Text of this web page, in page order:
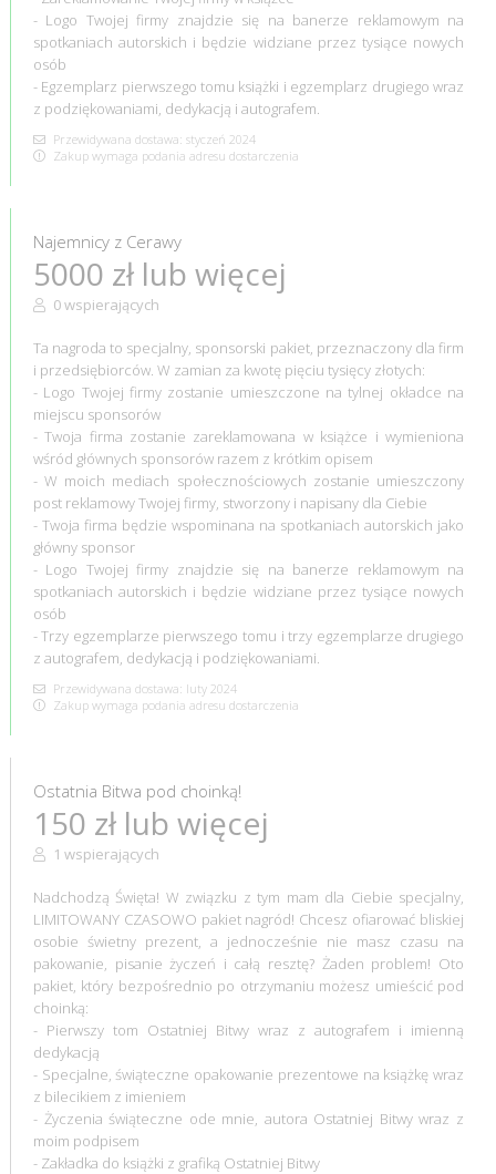
- Logo Twojej firmy znajdzie się na banerze reklamowym na
spotkaniach autorskich i będzie widziane przez tysiące nowych
osób
- Egzemplarz pierwszego tomu książki i egzemplarz drugiego wraz
z podziękowaniami, dedykacją i autografem.
Przewidywana dostawa: styczeń 2024
Zakup wymaga podania adresu dostarczenia
Najemnicy z Cerawy
5000 zł lub więcej
0 wspierających
Ta nagroda to specjalny, sponsorski pakiet, przeznaczony dla firm
i przedsiębiorców. W zamian za kwotę pięciu tysięcy złotych:
- Logo Twojej firmy zostanie umieszczone na tylnej okładce na
miejscu sponsorów
- Twoja firma zostanie zareklamowana w książce i wymieniona
wśród głównych sponsorów razem z krótkim opisem
- W moich mediach społecznościowych zostanie umieszczony
post reklamowy Twojej firmy, stworzony i napisany dla Ciebie
- Twoja firma będzie wspominana na spotkaniach autorskich jako
główny sponsor
- Logo Twojej firmy znajdzie się na banerze reklamowym na
spotkaniach autorskich i będzie widziane przez tysiące nowych
osób
- Trzy egzemplarze pierwszego tomu i trzy egzemplarze drugiego
z autografem, dedykacją i podziękowaniami.
Przewidywana dostawa: luty 2024
Zakup wymaga podania adresu dostarczenia
Ostatnia Bitwa pod choinką!
150 zł lub więcej
1 wspierających
Nadchodzą Święta! W związku z tym mam dla Ciebie specjalny,
LIMITOWANY CZASOWO pakiet nagród! Chcesz ofiarować bliskiej
osobie świetny prezent, a jednocześnie nie masz czasu na
pakowanie, pisanie życzeń i całą resztę? Żaden problem! Oto
pakiet, który bezpośrednio po otrzymaniu możesz umieścić pod
choinką:
- Pierwszy tom Ostatniej Bitwy wraz z autografem i imienną
dedykacją
- Specjalne, świąteczne opakowanie prezentowe na książkę wraz
z bilecikiem z imieniem
- Życzenia świąteczne ode mnie, autora Ostatniej Bitwy wraz z
moim podpisem
- Zakładka do książki z grafiką Ostatniej Bitwy